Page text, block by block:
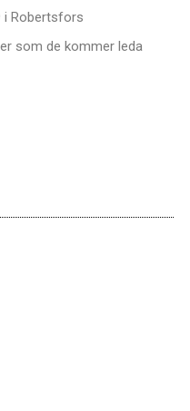
i Robertsfors
som de kommer leda